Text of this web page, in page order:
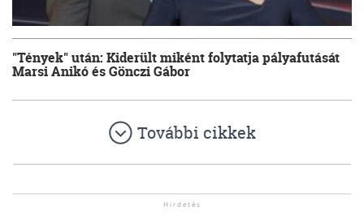
"Tények" után: Kiderült miként folytatja pályafutását
Marsi Anikó és Gönczi Gábor
További cikkek